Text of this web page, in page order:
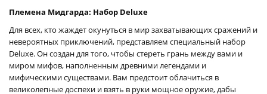
Племена Мидгарда: Набор Deluxe
Для всех, кто жаждет окунуться в мир захватывающих сражений и
невероятных приключений, представляем специальный набор
Deluxe. Он создан для того, чтобы стереть грань между вами и
миром мифов, наполненным древними легендами и
мифическими существами. Вам предстоит облачиться в
великолепные доспехи и взять в руки мощное оружие, дабы